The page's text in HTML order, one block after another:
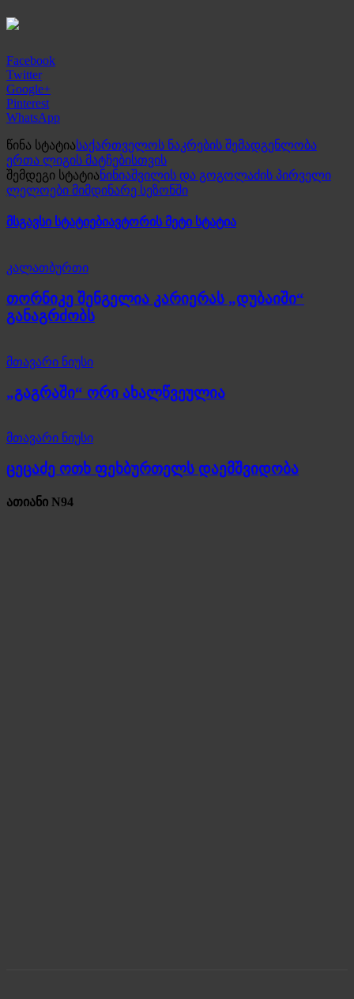
Facebook
Twitter
Google+
Pinterest
WhatsApp
წინა სტატიასაქართველოს ნაკრების შემადგენლობა
ერთა ლიგის მატჩებისთვის
შემდეგი სტატიანინიაშვილის და გოგოლაძის პირველი
ლელოები მიმდინარე სეზონში
მსგავსი სტატიებიავტორის მეტი სტატია
კალათბურთი
თორნიკე შენგელია კარიერას „დუბაიში“
განაგრძობს
მთავარი ნიუსი
„გაგრაში“ ორი ახალწვეულია
მთავარი ნიუსი
ცეცაძე ოთხ ფეხბურთელს დაემშვიდობა
ათიანი N94